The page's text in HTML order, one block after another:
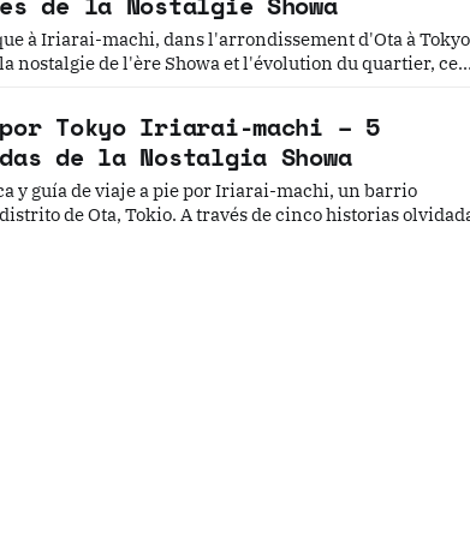
à Iriarai-machi, dans l'arrondissement d'Ota à
nostalgie de l'ère Showa et l'évolution du quartier, ce
Tokyo Iriarai-machi – 5
de la Nostalgia Showa
y guía de viaje a pie por Iriarai-machi, un barrio
de Ota, Tokio. A través de cinco historias